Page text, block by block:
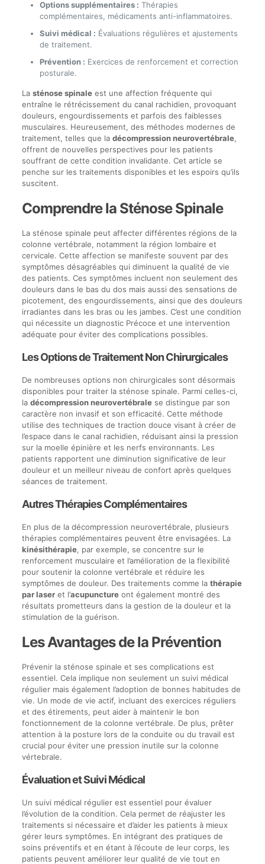
Options supplémentaires : Thérapies
complémentaires, médicaments anti-inflammatoires.
Suivi médical : Évaluations régulières et ajustements
de traitement.
Prévention : Exercices de renforcement et correction
posturale.
La sténose spinaleest une affection fréquente qui
entraîne le rétrécissement du canal rachidien, provoquant
douleurs, engourdissements et parfois des faiblesses
musculaires. Heureusement, des méthodes modernes de
traitement, telles que la décompression neurovertébrale,
offrent de nouvelles perspectives pour les patients
souffrant de cette condition invalidante. Cet article se
penche sur les traitements disponibles et les espoirs qu’ils
suscitent.
Comprendre la Sténose Spinale
La sténose spinale peut affecter différentes régions de la
colonne vertébrale, notamment la région lombaire et
cervicale. Cette affection se manifeste souvent par des
symptômes désagréables qui diminuent la qualité de vie
des patients. Ces symptômes incluent non seulement des
douleurs dans le bas du dos mais aussi des sensations de
picotement, des engourdissements, ainsi que des douleurs
irradiantes dans les bras ou les jambes. C’est une condition
qui nécessite un diagnostic Précoce et une intervention
adéquate pour éviter des complications possibles.
Les Options de Traitement Non Chirurgicales
De nombreuses options non chirurgicales sont désormais
disponibles pour traiter la sténose spinale. Parmi celles-ci,
la décompression neurovertébralese distingue par son
caractère non invasif et son efficacité. Cette méthode
utilise des techniques de traction douce visant à créer de
l’espace dans le canal rachidien, réduisant ainsi la pression
sur la moelle épinière et les nerfs environnants. Les
patients rapportent une diminution significative de leur
douleur et un meilleur niveau de confort après quelques
séances de traitement.
Autres Thérapies Complémentaires
En plus de la décompression neurovertébrale, plusieurs
thérapies complémentaires peuvent être envisagées. La
kinésithérapie, par exemple, se concentre sur le
renforcement musculaire et l’amélioration de la flexibilité
pour soutenir la colonne vertébrale et réduire les
symptômes de douleur. Des traitements comme la thérapie
par laseret l’acupunctureont également montré des
résultats prometteurs dans la gestion de la douleur et la
stimulation de la guérison.
Les Avantages de la Prévention
Prévenir la sténose spinale et ses complications est
essentiel. Cela implique non seulement un suivi médical
régulier mais également l’adoption de bonnes habitudes de
vie. Un mode de vie actif, incluant des exercices réguliers
et des étirements, peut aider à maintenir le bon
fonctionnement de la colonne vertébrale. De plus, prêter
attention à la posture lors de la conduite ou du travail est
crucial pour éviter une pression inutile sur la colonne
vértebrale.
Évaluation et Suivi Médical
Un suivi médical régulier est essentiel pour évaluer
l’évolution de la condition. Cela permet de réajuster les
traitements si nécessaire et d’aider les patients à mieux
gérer leurs symptômes. En intégrant des pratiques de
soins préventifs et en étant à l’écoute de leur corps, les
patients peuvent améliorer leur qualité de vie tout en